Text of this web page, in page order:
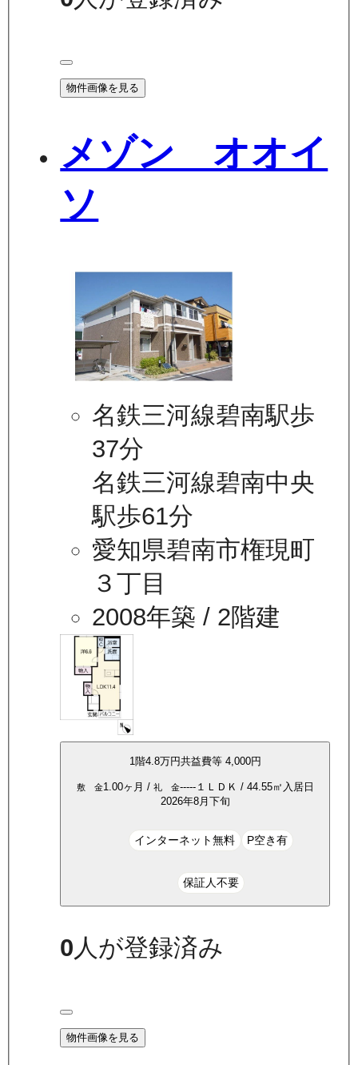
物件画像を見る
メゾン オオイ
ソ
名鉄三河線碧南駅歩
37分
名鉄三河線碧南中央
駅歩61分
愛知県碧南市権現町
３丁目
2008年築 / 2階建
1階4.8万円共益費等 4,000円
敷 金1.00ヶ月 / 礼 金-----１ＬＤＫ / 44.55㎡ 入居日
2026年8月下旬
インターネット無料 P空き有
保証人不要
0人が登録済み
物件画像を見る